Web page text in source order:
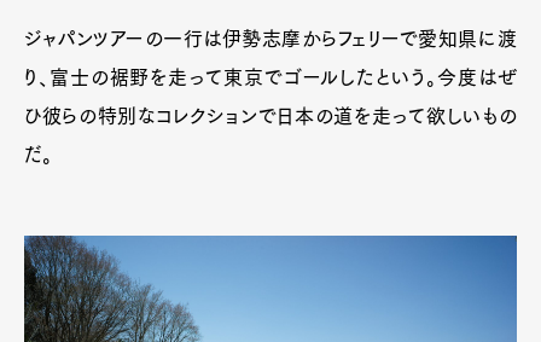
ジャパンツアーの一行は伊勢志摩からフェリーで愛知県に渡
り、富士の裾野を走って東京でゴールしたという。今度はぜ
ひ彼らの特別なコレクションで日本の道を走って欲しいもの
だ。